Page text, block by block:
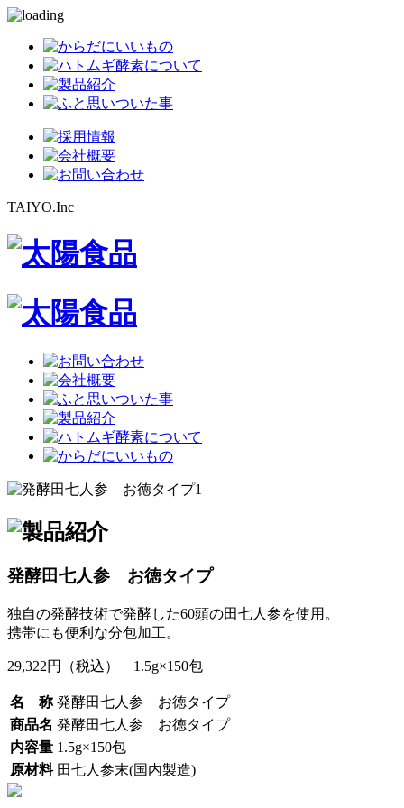
TAIYO.Inc
発酵田七人参 お徳タイプ
独自の発酵技術で発酵した60頭の田七人参を使用。
携帯にも便利な分包加工。
29,322円（税込） 1.5g×150包
名 称 発酵田七人参 お徳タイプ
商品名 発酵田七人参 お徳タイプ
内容量 1.5g×150包
原材料 田七人参末(国内製造)